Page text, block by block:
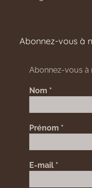
Abonnez-vous à
Abonnez-vous à
Nom *
Prénom *
E-mail *